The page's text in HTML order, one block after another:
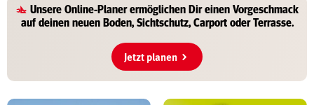
UnsereOnline-Planerermöglichen Dir einen Vorgeschmack
auf deinenneuen Boden, Sichtschutz, Carport oder Terrasse.
Jetzt planen